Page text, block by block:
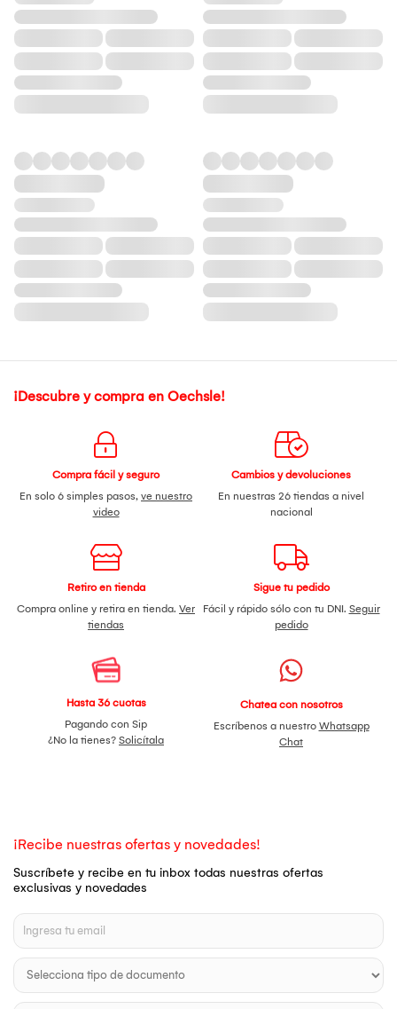
¡Descubre y compra en Oechsle!
Compra fácil y seguro
En solo 6 simples pasos, ve nuestro
video
Cambios y devoluciones
En nuestras 26 tiendas a nivel
nacional
Retiro en tienda
Compra online y retira en tienda. Ver
tiendas
Sigue tu pedido
Fácil y rápido sólo con tu DNI. Seguir
pedido
Hasta 36 cuotas
Pagando con Sip
¿No la tienes? Solicítala
Chatea con nosotros
Escríbenos a nuestro Whatsapp
Chat
¡Recibe nuestras ofertas y novedades!
Suscríbete y recibe en tu inbox todas nuestras ofertas
exclusivas y novedades